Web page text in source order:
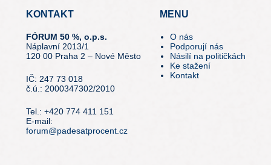
KONTAKT
FÓRUM 50 %, o.p.s.
Náplavní 2013/1
120 00 Praha 2 – Nové Město
IČ: 247 73 018
č.ú.: 2000347302/2010
Tel.: +420 774 411 151
E-mail:
forum@padesatprocent.cz
MENU
O nás
Podporují nás
Násilí na političkách
Ke stažení
Kontakt